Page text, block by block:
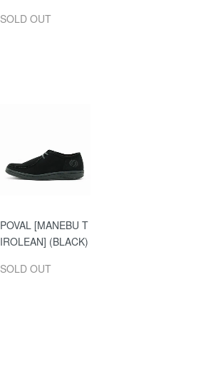
SOLD OUT
POVAL [MANEBU T
IROLEAN] (BLACK)
SOLD OUT